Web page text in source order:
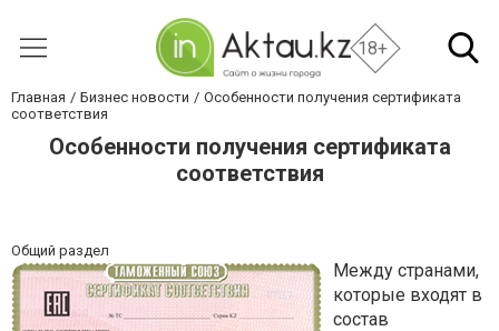
18+
Главная Бизнес новости
Особенности получения сертификата
соответствия
Особенности получения сертификата
соответствия
Общий раздел
Между странами,
которые входят в
состав